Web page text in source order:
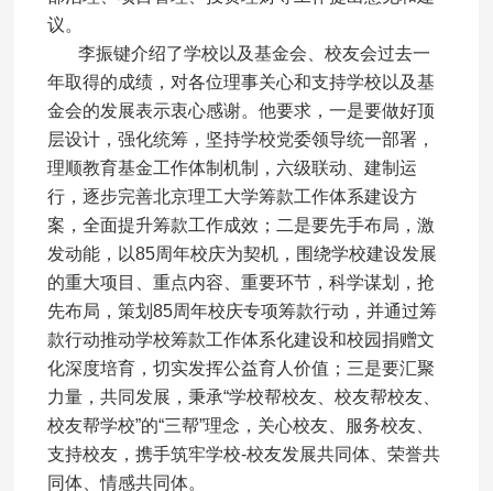
议。
李振键介绍了学校以及基金会、校友会过去一
年取得的成绩，对各位理事关心和支持学校以及基
金会的发展表示衷心感谢。他要求，一是要做好顶
层设计，强化统筹，坚持学校党委领导统一部署，
理顺教育基金工作体制机制，六级联动、建制运
行，逐步完善北京理工大学筹款工作体系建设方
案，全面提升筹款工作成效；二是要先手布局，激
发动能，以85周年校庆为契机，围绕学校建设发展
的重大项目、重点内容、重要环节，科学谋划，抢
先布局，策划85周年校庆专项筹款行动，并通过筹
款行动推动学校筹款工作体系化建设和校园捐赠文
化深度培育，切实发挥公益育人价值；三是要汇聚
力量，共同发展，秉承“学校帮校友、校友帮校友、
校友帮学校”的“三帮”理念，关心校友、服务校友、
支持校友，携手筑牢学校-校友发展共同体、荣誉共
同体、情感共同体。